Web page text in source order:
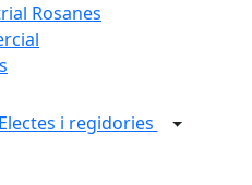
Rosanes
Electes i regidories